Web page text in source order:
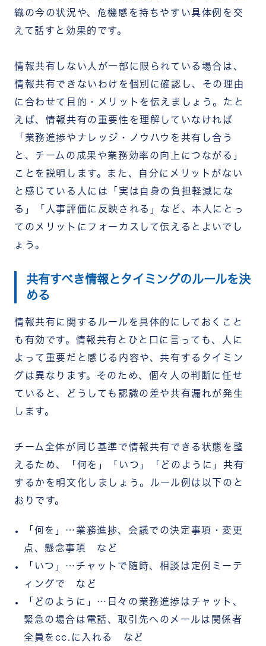
織の今の状況や、危機感を持ちやすい具体例を交
えて話すと効果的です。
情報共有しない人が一部に限られている場合は、
情報共有できないわけを個別に確認し、その理由
に合わせて目的・メリットを伝えましょう。たと
えば、情報共有の重要性を理解していなければ
「業務進捗やナレッジ・ノウハウを共有し合う
と、チームの成果や業務効率の向上につながる」
ことを説明します。また、自分にメリットがない
と感じている人には「実は自身の負担軽減にな
る」「人事評価に反映される」など、本人にとっ
てのメリットにフォーカスして伝えるとよいでし
ょう。
共有すべき情報とタイミングのルールを決
める
情報共有に関するルールを具体的にしておくこと
も有効です。情報共有とひと口に言っても、人に
よって重要だと感じる内容や、共有するタイミン
グは異なります。そのため、個々人の判断に任せ
ていると、どうしても認識の差や共有漏れが発生
します。
チーム全体が同じ基準で情報共有できる状態を整
えるため、「何を」「いつ」「どのように」共有
するかを明文化しましょう。ルール例は以下のと
おりです。
「何を」…業務進捗、会議での決定事項・変更
点、懸念事項 など
「いつ」…チャットで随時、相談は定例ミーテ
ィングで など
「どのように」…日々の業務進捗はチャット、
緊急の場合は電話、取引先へのメールは関係者
全員をcc.に入れる など